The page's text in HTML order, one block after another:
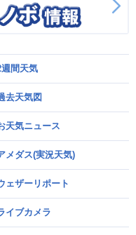
週間天気
去天気図
天気ニュース
メダス(実況天気)
ェザーリポート
イブカメラ